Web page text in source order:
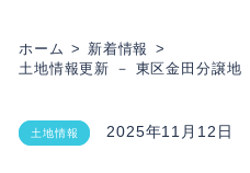
ホーム
新着情報
土地情報更新 － 東区金田分譲地
土地情報 2025年11月12日